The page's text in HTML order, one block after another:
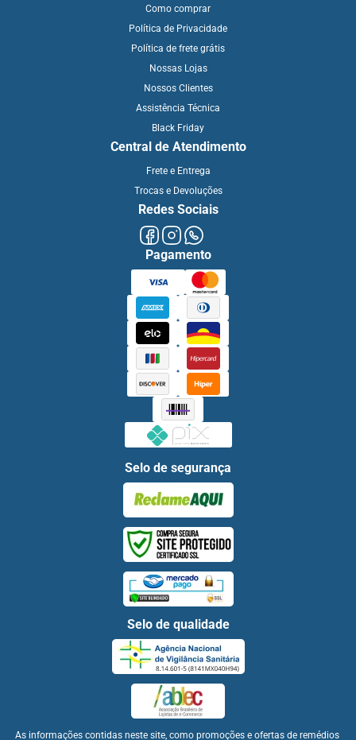
Como comprar
Política de Privacidade
Política de frete grátis
Nossas Lojas
Nossos Clientes
Assistência Técnica
Black Friday
Central de Atendimento
Frete e Entrega
Trocas e Devoluções
Redes Sociais
Pagamento
Selo de segurança
Selo de qualidade
As informações contidas neste site, como promoções e ofertas de remédios